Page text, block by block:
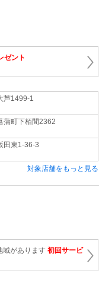
ゼント
芦1499-1
蒲町下栢間2362
田東1-36-3
対象店舗をもっと見る
域があります 初回サービ